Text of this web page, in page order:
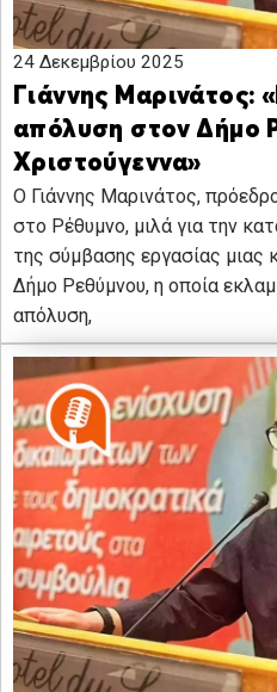
24 Δεκεμβρίου 2025
Γιάννης Μαρινάτος:
απόλυση στον Δήμο
Χριστούγεννα»
Ο Γιάννης Μαρινάτος,
στο Ρέθυμνο, μιλά για την
της σύμβασης εργασίας μιας
Δήμο Ρεθύμνου, η οποία
απόλυση,